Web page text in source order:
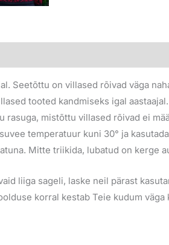
Seetõttu on villased rõivad väga
tooted kandmiseks igal aastaajal.
rasuga, mistõttu villased rõivad ei
temperatuur kuni 30° ja
Mitte triikida, lubatud on kerge
liiga sageli, laske neil pärast
korral kestab Teie kudum väga